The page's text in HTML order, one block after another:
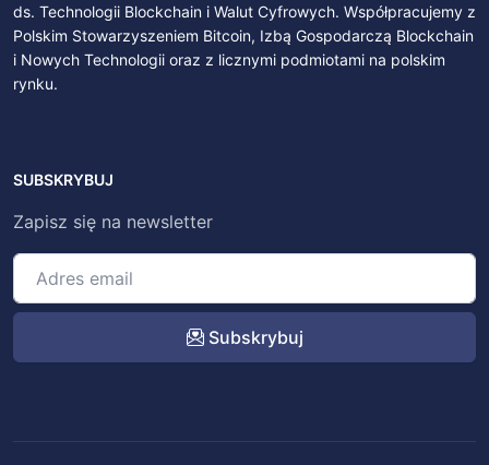
ds. Technologii Blockchain i Walut Cyfrowych. Współpracujemy z
Polskim Stowarzyszeniem Bitcoin, Izbą Gospodarczą Blockchain
i Nowych Technologii oraz z licznymi podmiotami na polskim
rynku.
SUBSKRYBUJ
Zapisz się na newsletter
Subskrybuj